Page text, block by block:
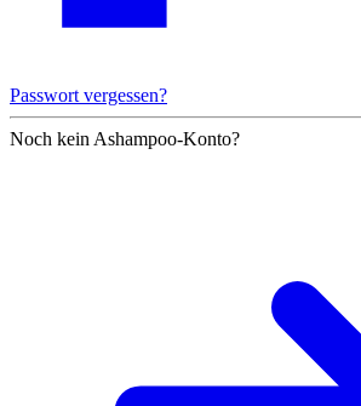
Passwort vergessen?
Noch kein Ashampoo-Konto?